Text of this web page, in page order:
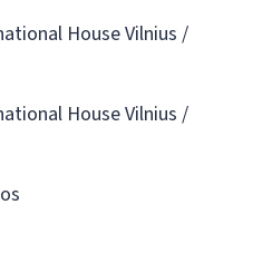
House Vilnius /
House Vilnius /